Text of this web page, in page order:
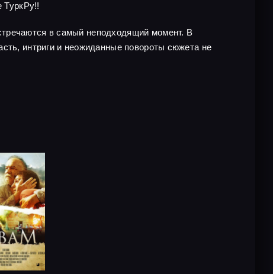
ТуркРу!!
в самый неподходящий момент. В
интриги и неожиданные повороты сюжета не